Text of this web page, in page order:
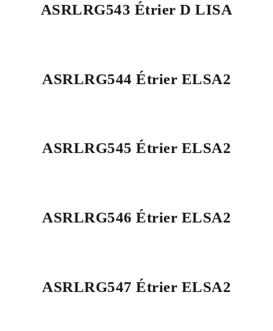
ASRLRG543 Étrier D LISA
ASRLRG544 Étrier ELSA2
ASRLRG545 Étrier ELSA2
ASRLRG546 Étrier ELSA2
ASRLRG547 Étrier ELSA2